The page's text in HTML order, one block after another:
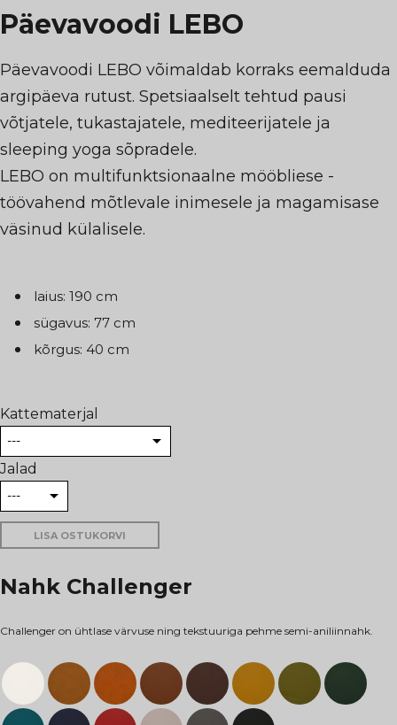
Päevavoodi LEBO
Päevavoodi LEBO võimaldab korraks eemalduda
argipäeva rutust. Spetsiaalselt tehtud pausi
võtjatele, tukastajatele, mediteerijatele ja
sleeping yoga sõpradele.
LEBO on multifunktsionaalne mööbliese -
töövahend mõtlevale inimesele ja magamisase
väsinud külalisele.
laius: 190 cm
sügavus: 77 cm
kõrgus: 40 cm
Kattematerjal
Jalad
LISA OSTUKORVI
Nahk Challenger
Challenger on ühtlase värvuse ning tekstuuriga pehme semi-aniliinnahk.